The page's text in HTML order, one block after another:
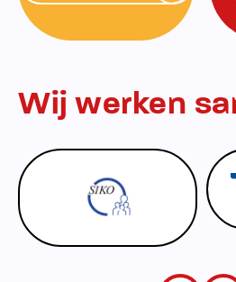
Wij werken